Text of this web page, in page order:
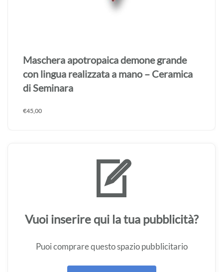
Maschera apotropaica demone grande
con lingua realizzata a mano – Ceramica
di Seminara
€45,00
Vuoi inserire qui la tua pubblicità?
Puoi comprare questo spazio pubblicitario